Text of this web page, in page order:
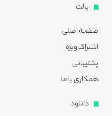
پالت
صفحه اصلی
اشتراک ویژه
پشتیبانی
همکاری با ما
دانلود